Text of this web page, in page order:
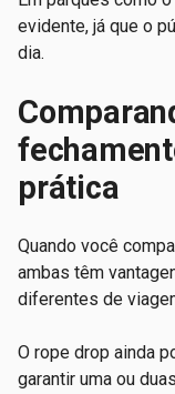
evidente, já que o
dia.
prática
Quando você
ambas têm
diferentes de
O rope drop ainda
garantir uma ou